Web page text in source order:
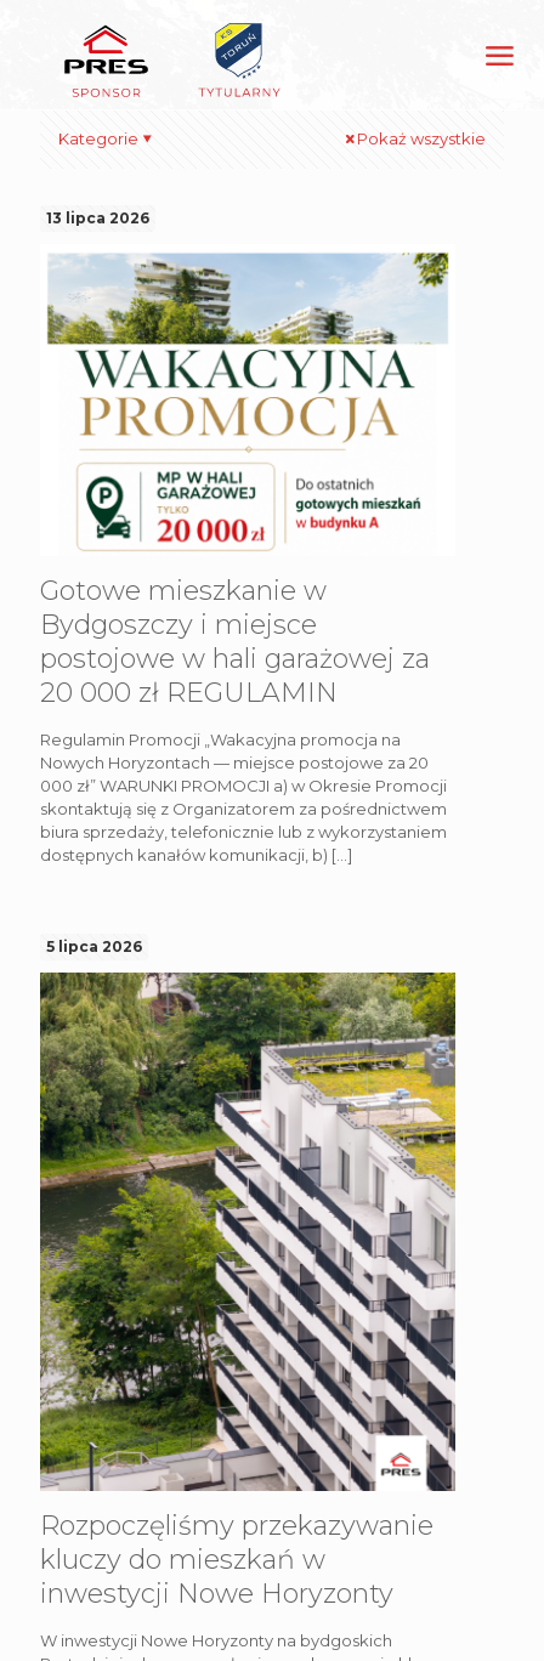
Kategorie Pokaż wszystkie
13 lipca 2026
Gotowe mieszkanie w
Bydgoszczy i miejsce
postojowe w hali garażowej za
20 000 zł REGULAMIN
Regulamin Promocji „Wakacyjna promocja na
Nowych Horyzontach — miejsce postojowe za 20
000 zł” WARUNKI PROMOCJI a) w Okresie Promocji
skontaktują się z Organizatorem za pośrednictwem
biura sprzedaży, telefonicznie lub z wykorzystaniem
dostępnych kanałów komunikacji, b) […]
5 lipca 2026
Rozpoczęliśmy przekazywanie
kluczy do mieszkań w
inwestycji Nowe Horyzonty
W inwestycji Nowe Horyzonty na bydgoskich